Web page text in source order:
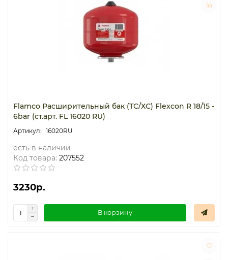
Термостаты капиллярные
Термостаты накладные
Flamco Расширительный бак (ТС/ХС) Flexcon R 18/15 -
6bar (ст.арт. FL 16020 RU)
16020RU
есть в наличии
Код товара: 207552
3230р.
В корзину